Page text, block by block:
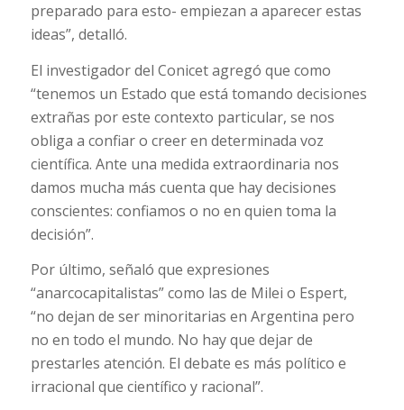
preparado para esto- empiezan a aparecer estas
ideas”, detalló.
El investigador del Conicet agregó que como
“tenemos un Estado que está tomando decisiones
extrañas por este contexto particular, se nos
obliga a confiar o creer en determinada voz
científica. Ante una medida extraordinaria nos
damos mucha más cuenta que hay decisiones
conscientes: confiamos o no en quien toma la
decisión”.
Por último, señaló que expresiones
“anarcocapitalistas” como las de Milei o Espert,
“no dejan de ser minoritarias en Argentina pero
no en todo el mundo. No hay que dejar de
prestarles atención. El debate es más político e
irracional que científico y racional”.